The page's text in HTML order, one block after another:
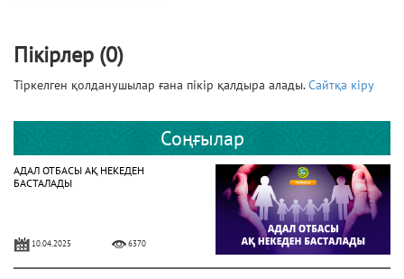
Пікірлер (0)
Тіркелген қолданушылар ғана пікір қалдыра алады.Сайтқа кіру
Соңғылар
АДАЛ ОТБАСЫ АҚ НЕКЕДЕН
БАСТАЛАДЫ
10.04.2025 6370